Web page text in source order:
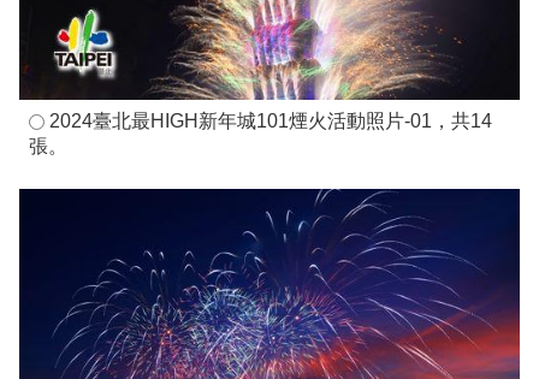
2024臺北最HIGH新年城101煙火活動照片-01，共14
張。